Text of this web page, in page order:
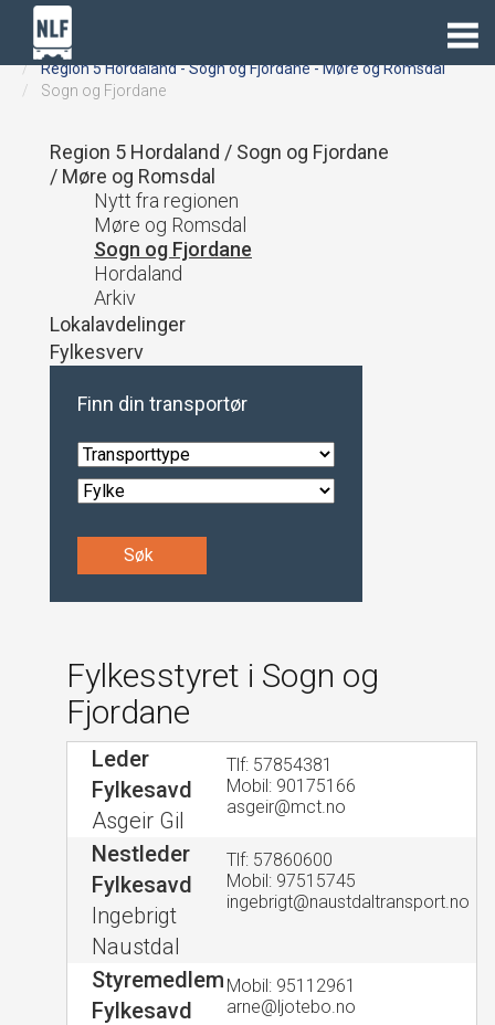
Lastebil.no
Region 5 Hordaland - Sogn og Fjordane - Møre og Romsdal
Sogn og Fjordane
Region 5 Hordaland / Sogn og Fjordane
/ Møre og Romsdal
Nytt fra regionen
Møre og Romsdal
Sogn og Fjordane
Hordaland
Arkiv
Lokalavdelinger
Fylkesverv
Finn din transportør
Søk
Fylkesstyret i Sogn og
Fjordane
Leder
Fylkesavd
Asgeir Gil
Tlf: 57854381
Mobil: 90175166
asgeir@mct.no
Nestleder
Fylkesavd
Ingebrigt
Naustdal
Tlf: 57860600
Mobil: 97515745
ingebrigt@naustdaltransport.no
Styremedlem
Fylkesavd
Mobil: 95112961
arne@ljotebo.no